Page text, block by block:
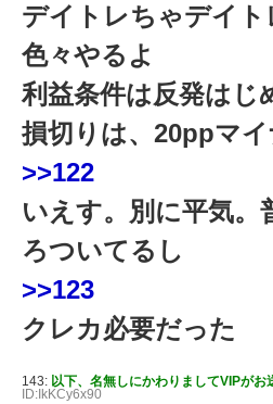
デイトレちゃデイ
色々やるよ
利益条件は反発は
損切りは、20ppマ
>>122
いえす。別に平気。
ろついてるし
>>123
クレカ必要だった
143: 以下、名無しにかわりましてVIPがお
ID:IkKCy6x90